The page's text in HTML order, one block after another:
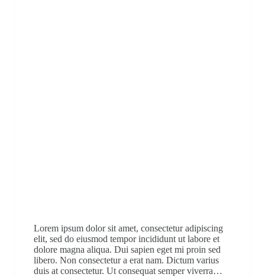
Lorem ipsum dolor sit amet, consectetur adipiscing
elit, sed do eiusmod tempor incididunt ut labore et
dolore magna aliqua. Dui sapien eget mi proin sed
libero. Non consectetur a erat nam. Dictum varius
duis at consectetur. Ut consequat semper viverra…